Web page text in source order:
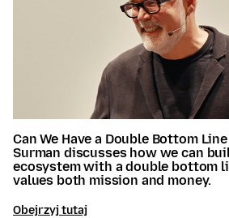
Can We Have a Double Bottom
Surman discusses how we can
ecosystem with a double bottom
values both mission and money.
Obejrzyj tutaj